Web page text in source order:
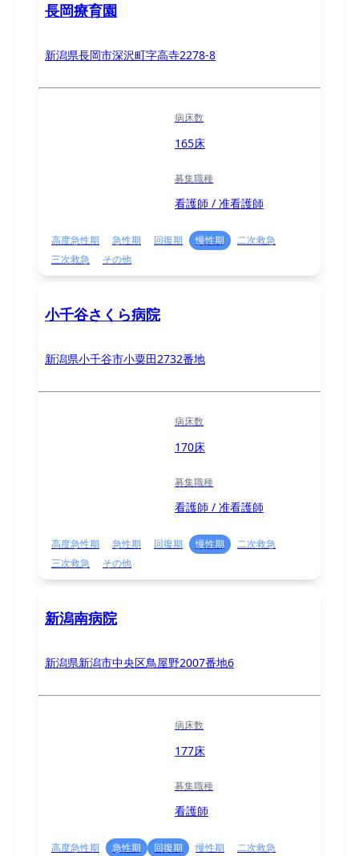
長岡療育園
新潟県長岡市深沢町字高寺2278-8
病床数
165床
募集職種
看護師 / 准看護師
高度急性期 急性期 回復期 慢性期
二次救急
三次救急
その他
小千谷さくら病院
新潟県小千谷市小粟田2732番地
病床数
170床
募集職種
看護師 / 准看護師
高度急性期 急性期 回復期 慢性期
二次救急
三次救急
その他
新潟南病院
新潟県新潟市中央区鳥屋野2007番地6
病床数
177床
募集職種
看護師
高度急性期 急性期 回復期 慢性期
二次救急